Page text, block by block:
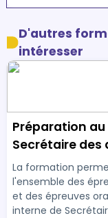
D'autres
intéresser
Préparation
Secrétaire
Cadre Orient
La formation
l'ensemble des
et des épreuves orales d'admission du concours
interne de